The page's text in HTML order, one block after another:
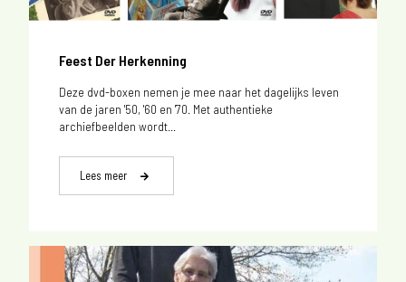
Feest Der Herkenning
Deze dvd-boxen nemen je mee naar het dagelijks leven
van de jaren '50, '60 en '70. Met authentieke
archiefbeelden wordt...
Lees meer